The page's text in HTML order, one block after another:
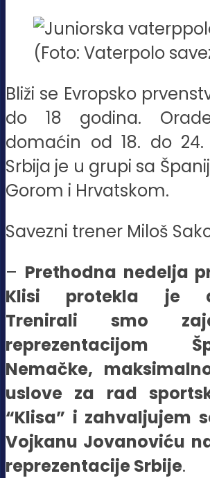
(Foto: Vaterpolo
Bliži se Evropsko
do 18 godina.
domaćin od 18. do
Srbija je u grupi sa
Gorom i Hrvatskom.
Savezni trener Miloš
– Prethodna nedelja
Klisi protekla je
Trenirali smo
reprezentacijom
Nemačke,
uslove za rad
“Klisa” i zahvaljujem
Vojkanu Jovanoviću
reprezentacije Srbije.